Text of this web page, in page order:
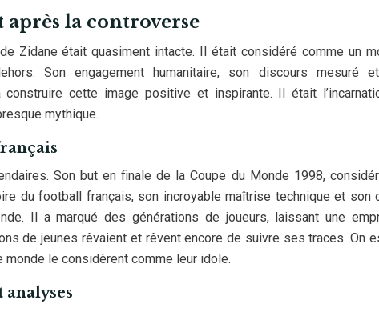
après la controverse
Zidane était quasiment intacte. Il était considéré comme un
Son engagement humanitaire, son discours mesuré
construire cette image positive et inspirante. Il était
mythique.
Son but en finale de la Coupe du Monde 1998,
du football français, son incroyable maîtrise technique et son
Il a marqué des générations de joueurs, laissant une
de jeunes rêvaient et rêvent encore de suivre ses traces. On
le considèrent comme leur idole.
analyses